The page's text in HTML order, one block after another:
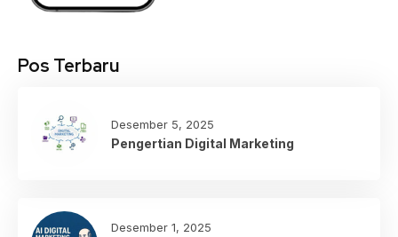
Pos Terbaru
Desember 5, 2025
Pengertian Digital Marketing
Desember 1, 2025